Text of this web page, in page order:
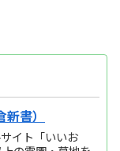
書）
イト「いいお